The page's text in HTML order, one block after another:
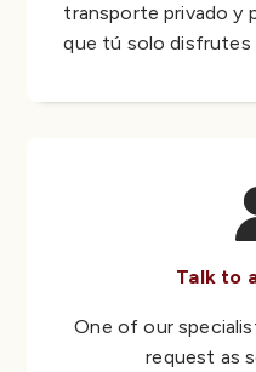
transporte privado y
que tú solo disfrutes
Talk to
One of our
request as